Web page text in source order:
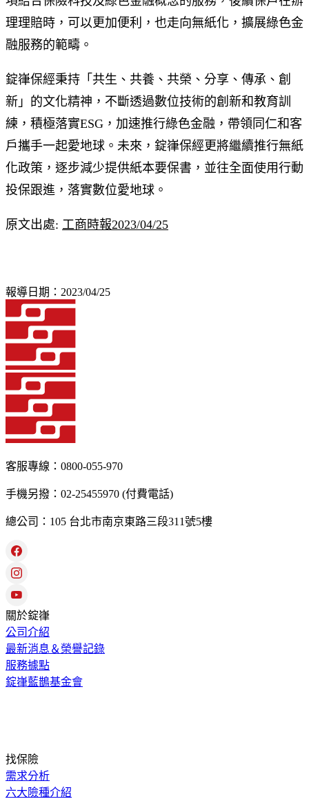
理理賠時，可以更加便利，也走向無紙化，擴展綠色金
融服務的範疇。
錠嵂保經秉持「共生、共養、共榮、分享、傳承、創
新」的文化精神，不斷透過數位技術的創新和教育訓
練，積極落實ESG，加速推行綠色金融，帶領同仁和客
戶攜手一起愛地球。未來，錠嵂保經更將繼續推行無紙
化政策，逐步減少提供紙本要保書，並往全面使用行動
投保跟進，落實數位愛地球。
原文出處: 工商時報2023/04/25
報導日期：2023/04/25
客服專線：0800-055-970
手機另撥：02-25455970 (付費電話)
總公司：105 台北市南京東路三段311號5樓
關於錠嵂
公司介紹
最新消息＆榮譽記錄
服務據點
錠嵂藍鵲基金會
找保險
需求分析
六大險種介紹